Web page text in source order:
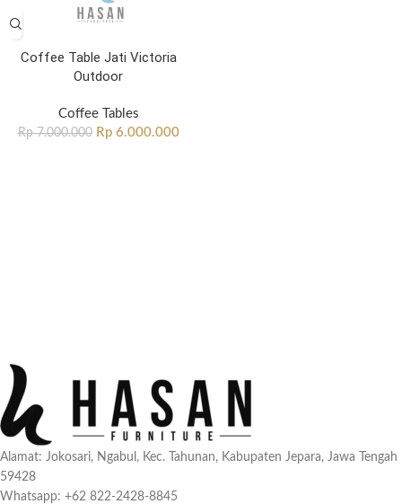
Coffee Table Jati Victoria
Outdoor
Coffee Tables
Rp7.000.000 Rp6.000.000
Alamat: Jokosari, Ngabul, Kec. Tahunan, Kabupaten Jepara, Jawa Tengah
59428
Whatsapp: +62 822-2428-8845